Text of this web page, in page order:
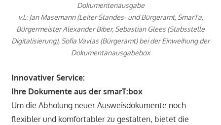
Dokumentenausgabe
v.l.: Jan Masemann (Leiter Standes- und Bürgeramt, SmarTa,
Bürgermeister Alexander Biber, Sebastian Glees (Stabsstelle
Digitalisierung), Sofia Vavlas (Bürgeramt) bei der Einweihung der
Dokumentanausgabebox
Innovativer Service:
Ihre Dokumente aus der smarT:box
Um die Abholung neuer Ausweisdokumente noch
flexibler und komfortabler zu gestalten, bietet die